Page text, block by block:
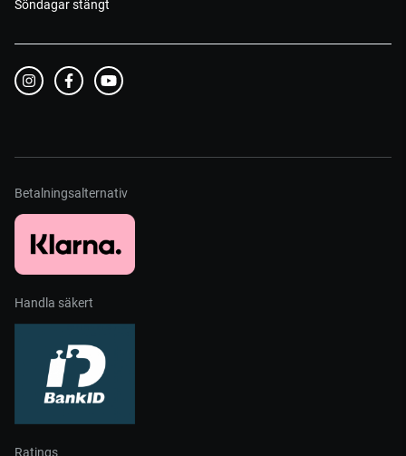
Söndagar stängt
Betalningsalternativ
Handla säkert
Ratings